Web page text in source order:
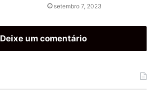
setembro 7, 2023
Deixe um comentário